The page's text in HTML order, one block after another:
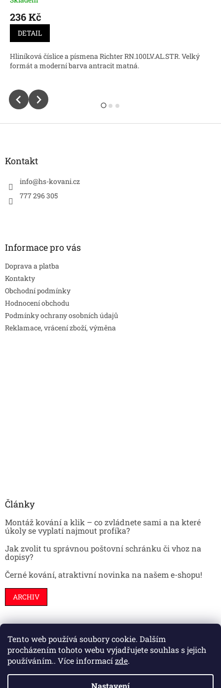
Tento web používá soubory cookie. Dalším
procházením tohoto webu vyjadřujete souhlas s jejich
používáním.. Více informacízde.
Nastavení
236 Kč
DETAIL
Hliníková číslice a písmena Richter RN.100LV.AL.STR. Velký
formát a moderní barva antracit matná.
Kontakt
info@hs-kovani.cz
777 296 305
Informace pro vás
Doprava a platba
Kontakty
Obchodní podmínky
Hodnocení obchodu
Podmínky ochrany osobních údajů
Reklamace, vrácení zboží, výměna
Články
Montáž kování a klik – co zvládnete sami a na které
úkoly se vyplatí najmout profíka?
Jak zvolit tu správnou poštovní schránku či vhoz na
dopisy?
Černé kování, atraktivní novinka na našem e-shopu!
ARCHIV
Stavební pouzdra Interiéry Dveře